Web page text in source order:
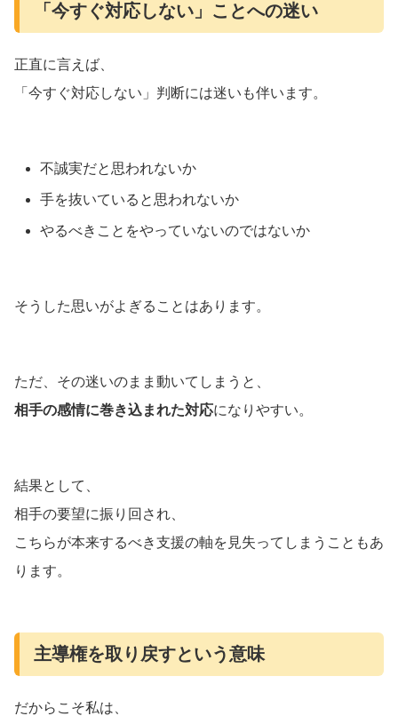
「今すぐ対応しない」ことへの迷い
正直に言えば、
「今すぐ対応しない」判断には迷いも伴います。
不誠実だと思われないか
手を抜いていると思われないか
やるべきことをやっていないのではないか
そうした思いがよぎることはあります。
ただ、その迷いのまま動いてしまうと、
相手の感情に巻き込まれた対応になりやすい。
結果として、
相手の要望に振り回され、
こちらが本来するべき支援の軸を見失ってしまうこともあ
ります。
主導権を取り戻すという意味
だからこそ私は、